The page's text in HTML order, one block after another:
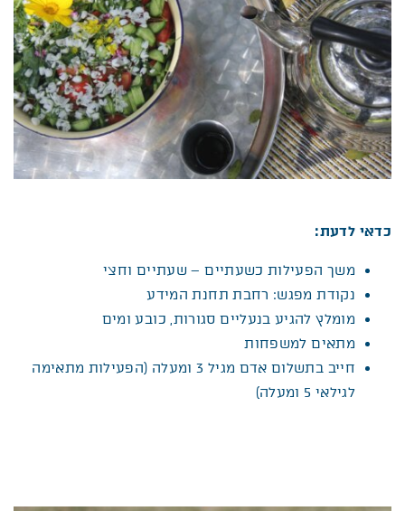
כדאי לדעת:
משך הפעילות כשעתיים – שעתיים וחצי
נקודת מפגש: רחבת תחנת המידע
מומלץ להגיע בנעליים סגורות, כובע ומים
מתאים למשפחות
חייב בתשלום אדם מגיל 3 ומעלה (הפעילות מתאימה
לגילאי 5 ומעלה)